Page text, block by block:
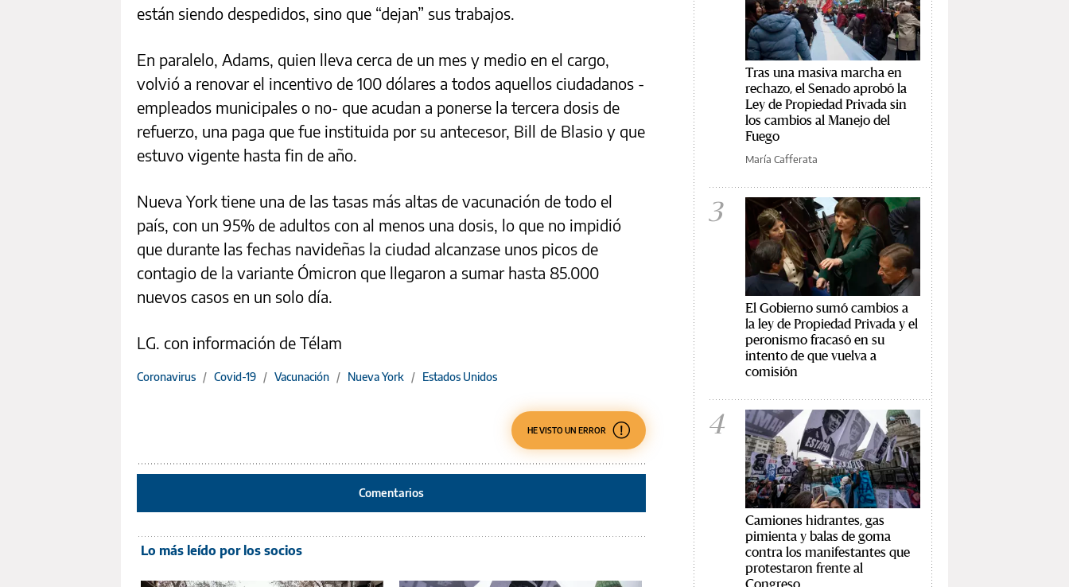
están siendo despedidos, sino que “dejan” sus trabajos.
En paralelo, Adams, quien lleva cerca de un mes y medio en el cargo,
volvió a renovar el incentivo de 100 dólares a todos aquellos ciudadanos -
empleados municipales o no- que acudan a ponerse la tercera dosis de
refuerzo, una paga que fue instituida por su antecesor, Bill de Blasio y que
estuvo vigente hasta fin de año.
Nueva York tiene una de las tasas más altas de vacunación de todo el
país, con un 95% de adultos con al menos una dosis, lo que no impidió
que durante las fechas navideñas la ciudad alcanzase unos picos de
contagio de la variante Ómicron que llegaron a sumar hasta 85.000
nuevos casos en un solo día.
LG. con información de Télam
Coronavirus / Covid-19 / Vacunación / Nueva York / Estados Unidos
HE VISTO UN ERROR
Comentarios
Lo más leído por los socios
Tras una masiva marcha en
rechazo, el Senado aprobó la
Ley de Propiedad Privada sin
los cambios al Manejo del
Fuego
María Cafferata
3
El Gobierno sumó cambios a
la ley de Propiedad Privada y el
peronismo fracasó en su
intento de que vuelva a
comisión
4
Camiones hidrantes, gas
pimienta y balas de goma
contra los manifestantes que
protestaron frente al
Congreso